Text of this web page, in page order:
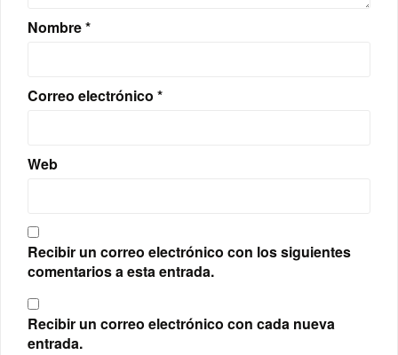
Nombre*
Correo electrónico *
Web
Recibir un correo electrónico con los siguientes
comentarios a esta entrada.
Recibir un correo electrónico con cada nueva
entrada.